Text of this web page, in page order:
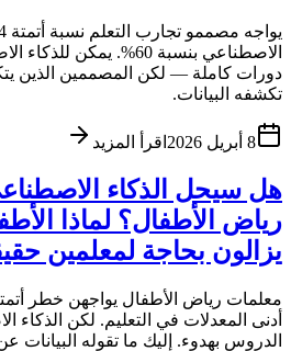
الاصطناعي بنسبة 60%.
دورات كاملة — لكن المصممين الذين
تكشفه البيانات.
8 أبريل 2026 اقرأ المزيد
هل سيحل الذكاء
رياض الأطفال؟ لماذا
يزالون بحاجة لمعلمين
أدنى المعدلات في التعليم. لكن الذكاء
الدروس بهدوء. إليك ما تقوله